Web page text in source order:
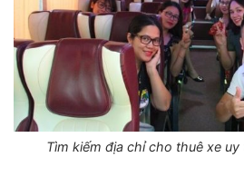
Tìm kiếm địa chỉ cho thuê xe